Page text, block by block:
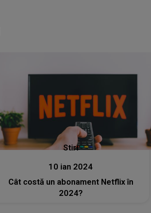
Stiri
10 ian 2024
Cât costă un abonament Netflix în
2024?